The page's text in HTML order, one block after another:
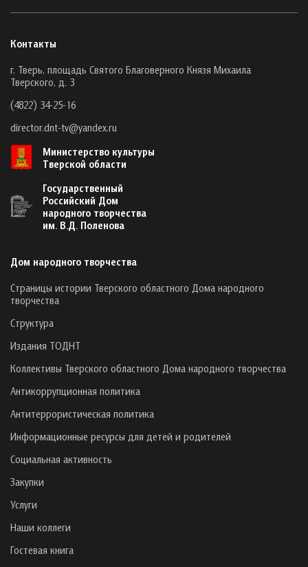
Контакты
г. Тверь, площадь Святого Благоверного Князя Михаила
Тверского, д. 3
(4822) 34-25-16
director.dnt-tv@yandex.ru
Министерство культуры
Тверской области
Государственный
Российский Дом
народного творчества
им. В.Д. Поленова
Дом народного творчества
Страницы истории Тверского областного Дома народного
творчества
Структура
Издания ТОДНТ
Коллективы Тверского областного Дома народного творчества
Антикоррупционная политика
Антитеррористическая политика
Информационные ресурсы для детей и родителей
Социальная активность
Закупки
Услуги
Наши коллеги
Гостевая книга